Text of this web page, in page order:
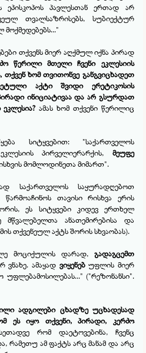
ეპისკოპოს პავლესთან ერთად არ
თვალსაზრისებს, სუბიექტურ
თქვენს მიერ აღქმულ იქნა პირად
წერილი მთელი ჩვენი ეკლესიის
თქვენ ხომ თვითონვე განგვიცხადეთ
აქტი შვიდი ერეტიკოსის
ინიციატივაა და არ გსურდათ
ამას ხომ თქვენი წერილიც
სიტყვებით: "საქართველოს
პირველიერარქის,
მეუფე
მომლოდინეთა მიმართ".
საქართველოს საყურადღებოთ
წარმოაჩინოს თავისი რისხვა ერის
ეს სიტყვები კიდევ ერთხელ
მწვალებელთა ანათემირებისა და
თქვენეულ აქტს შორის სხვაობას).
მოციქულის დარად, გადაგცემთ
ვნახე. ამაყად ვიყენებ უფლის მიერ
უფლებამოსილებას..." ("რეზონანსი".
ადგილები ცხადზე უცხადესად
ეს იყო თქვენი, პირადი, კერძო
რომ დაეტოვებინა, ჩვენც
რამეთუ ამ ფაქტს არც მანამ და არც